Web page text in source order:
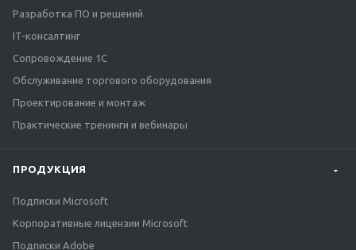
Разработка ПО и решений
IT-консалтинг
Сопровождение 1С
Обслуживание торгового оборудования
Проектирование и монтаж
Практические тренинги и вебинары
ПРОДУКЦИЯ
Подписки Microsoft
Корпоративные лицензии Microsoft
Подписки Adobe